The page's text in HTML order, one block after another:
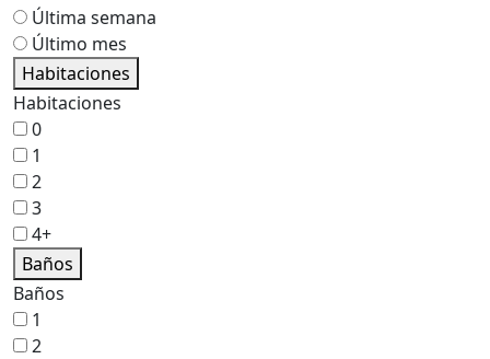
Última semana
Último mes
Habitaciones
Habitaciones
0
1
2
3
4+
Baños
Baños
1
2